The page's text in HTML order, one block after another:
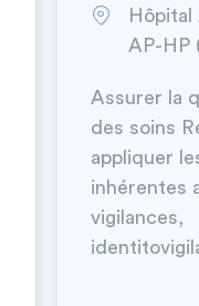
AP-HP
Assurer la
des soins
appliquer
inhérentes
vigilances,